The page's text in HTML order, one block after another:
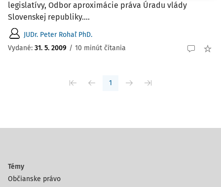
legislatívy, Odbor aproximácie práva Úradu vlády
Slovenskej republiky....
JUDr. Peter Rohaľ PhD.
Vydané: 31. 5. 2009 / 10 minút čítania
1
Témy
Občianske právo